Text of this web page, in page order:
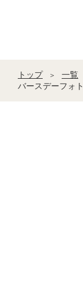
トップ ＞ 一覧
バースデーフォ